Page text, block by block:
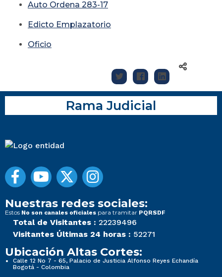
Auto Ordena 283-17
Edicto Emplazatorio
Oficio
Rama Judicial
Nuestras redes sociales:
Estos No son canales oficiales para tramitar PQRSDF
Total de Visitantes : 22239496
Visitantes Últimas 24 horas : 52271
Ubicación Altas Cortes:
Calle 12 No 7 - 65, Palacio de Justicia Alfonso Reyes Echandía
Bogotá - Colombia